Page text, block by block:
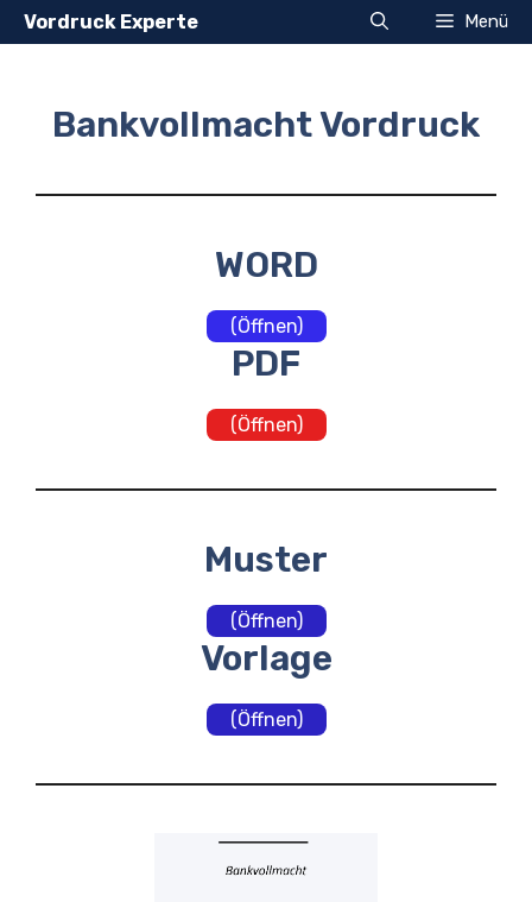
Zum
Inhalt
Vordruck Experte Menü
Bankvollmacht Vordruck
WORD
(Öffnen)
PDF
(Öffnen)
Muster
(Öffnen)
Vorlage
(Öffnen)